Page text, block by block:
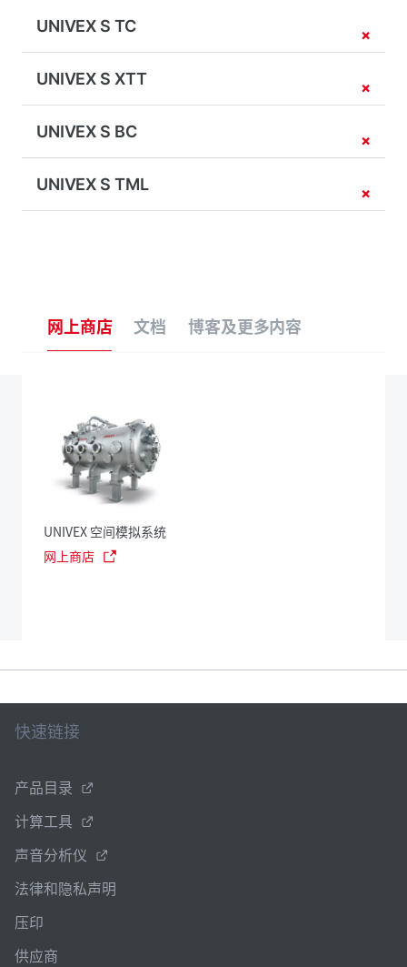
UNIVEX S TC
UNIVEX S XTT
UNIVEX S BC
UNIVEX S TML
网上商店 文档 博客及更多内容
UNIVEX 空间模拟系统
网上商店
快速链接
产品目录
计算工具
声音分析仪
法律和隐私声明
压印
供应商